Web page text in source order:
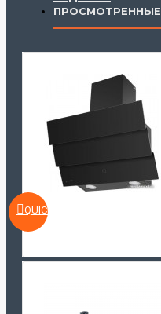
ПРОСМОТРЕННЫЕ
QUICKVIEW